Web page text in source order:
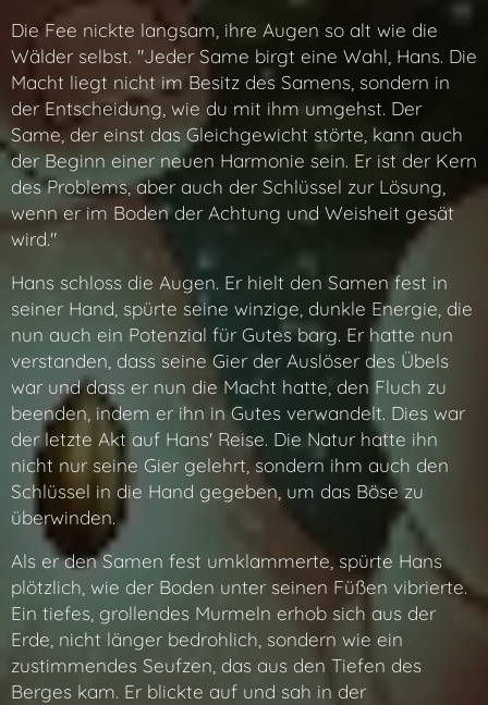
Die Fee nickte langsam, ihre Augen so alt wie die
Wälder selbst. "Jeder Same birgt eine Wahl, Hans. Die
Macht liegt nicht im Besitz des Samens, sondern in
der Entscheidung, wie du mit ihm umgehst. Der
Same, der einst das Gleichgewicht störte, kann auch
der Beginn einer neuen Harmonie sein. Er ist der Kern
des Problems, aber auch der Schlüssel zur Lösung,
wenn er im Boden der Achtung und Weisheit gesät
wird."
Hans schloss die Augen. Er hielt den Samen fest in
seiner Hand, spürte seine winzige, dunkle Energie, die
nun auch ein Potenzial für Gutes barg. Er hatte nun
verstanden, dass seine Gier der Auslöser des Übels
war und dass er nun die Macht hatte, den Fluch zu
beenden, indem er ihn in Gutes verwandelt. Dies war
der letzte Akt auf Hans' Reise. Die Natur hatte ihn
nicht nur seine Gier gelehrt, sondern ihm auch den
Schlüssel in die Hand gegeben, um das Böse zu
überwinden.
Als er den Samen fest umklammerte, spürte Hans
plötzlich, wie der Boden unter seinen Füßen vibrierte.
Ein tiefes, grollendes Murmeln erhob sich aus der
Erde, nicht länger bedrohlich, sondern wie ein
zustimmendes Seufzen, das aus den Tiefen des
Berges kam. Er blickte auf und sah in der